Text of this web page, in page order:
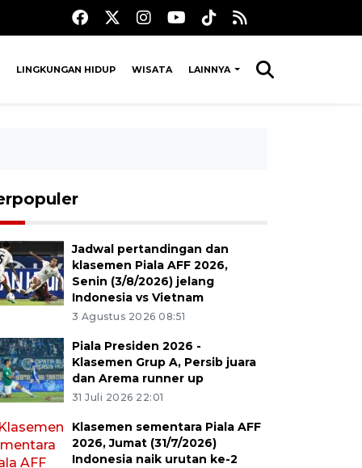
LINGKUNGAN HIDUP WISATA LAINNYA
Jadwal pertandingan dan
klasemen Piala AFF 2026,
Senin (3/8/2026) jelang
Indonesia vs Vietnam
3 Agustus 2026 08:51
Piala Presiden 2026 -
Klasemen Grup A, Persib juara
dan Arema runner up
31 Juli 2026 22:01
Klasemen sementara Piala AFF
2026, Jumat (31/7/2026)
Indonesia naik urutan ke-2